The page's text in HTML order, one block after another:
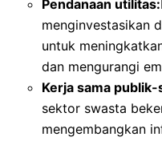
Pendanaan utilitas:
menginvestasikan
untuk
dan mengurangi
Kerja sama
sektor swasta
mengembangkan